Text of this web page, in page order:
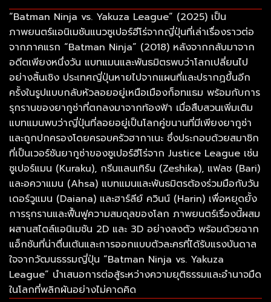
“Batman Ninja vs. Yakuza League” (2025) เป็น
ภาพยนตร์แอนิเมชันแนวซูเปอร์ฮีโร่จากญี่ปุ่นที่เล่าเรื่องราวต่อ
จากภาคแรก “Batman Ninja” (2018) หลังจากกลับมาจาก
อดีตเพียงหนึ่งวัน แบทแมนและพันธมิตรพบว่าโลกเปลี่ยนไป
อย่างสิ้นเชิง ประเทศญี่ปุ่นหายไปจากแผนที่และปรากฏขึ้นอีก
ครั้งในรูปแบบกลับหัวลอยอยู่เหนือเมืองก็อทแธม พร้อมกับการ
รุกรานของยากูซ่าที่ตกลงมาจากท้องฟ้า เมื่อสืบสวนเพิ่มเติม
แบทแมนพบว่าญี่ปุ่นที่ลอยอยู่เป็นโลกคู่ขนานที่มีเพียงยากูซ่า
และถูกปกครองโดยครอบครัวฮากาเนะ ซึ่งประกอบด้วยสมาชิก
ที่เป็นเวอร์ชันยากูซ่าของซูเปอร์ฮีโร่จาก Justice League เช่น
ซูเปอร์แมน (Kuraku), กรีนแลนเทิร์น (Zeshika), แฟลช (Bari)
และอควาแมน (Ahsa) แบทแมนและพันธมิตรต้องร่วมมือกับวัน
เดอร์วูแมน (Daiana) และฮาร์ลีย์ ควินน์ (Harin) เพื่อหยุดยั้ง
การรุกรานและฟื้นฟูความสมดุลของโลก ภาพยนตร์เรื่องนี้ผสม
ผสานสไตล์แอนิเมชัน 2D และ 3D อย่างลงตัว พร้อมด้วยฉาก
แอ็กชันที่น่าตื่นเต้นและการออกแบบตัวละครที่ได้รับแรงบันดาล
ใจจากวัฒนธรรมญี่ปุ่น “Batman Ninja vs. Yakuza
League” นำเสนอการต่อสู้ระหว่างความยุติธรรมและอำนาจมืด
ในโลกที่พลิกผันอย่างไม่คาดคิด